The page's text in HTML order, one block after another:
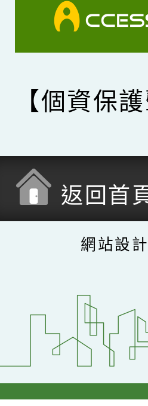
【個資保
返回首
網站設